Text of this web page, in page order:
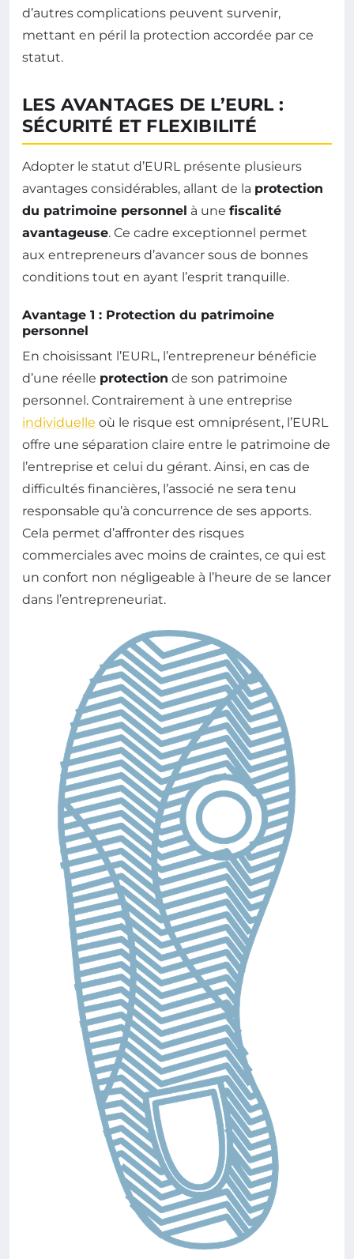
d’autres complications peuvent survenir,
mettant en péril la protection accordée par ce
statut.
LES AVANTAGES DE L’EURL :
SÉCURITÉ ET FLEXIBILITÉ
Adopter le statut d’EURL présente plusieurs
avantages considérables, allant de la protection
du patrimoine personnel à une fiscalité
avantageuse. Ce cadre exceptionnel permet
aux entrepreneurs d’avancer sous de bonnes
conditions tout en ayant l’esprit tranquille.
Avantage 1 : Protection du patrimoine
personnel
En choisissant l’EURL, l’entrepreneur bénéficie
d’une réelle protection de son patrimoine
personnel. Contrairement à une entreprise
individuelle où le risque est omniprésent, l’EURL
offre une séparation claire entre le patrimoine de
l’entreprise et celui du gérant. Ainsi, en cas de
difficultés financières, l’associé ne sera tenu
responsable qu’à concurrence de ses apports.
Cela permet d’affronter des risques
commerciales avec moins de craintes, ce qui est
un confort non négligeable à l’heure de se lancer
dans l’entrepreneuriat.